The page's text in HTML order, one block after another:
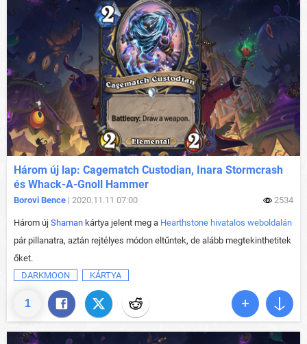
1
Három új lap: Cagematch Custodian, Inara Stormcrash
és Whack-A-Gnoll Hammer
Borovi Bence | 2020.11.11 07:00 2534
Három új Shaman kártya jelent meg a Hearthstone hivatalos weboldalán
pár pillanatra, aztán rejtélyes módon eltűntek, de alább megtekinthetitek
őket.
DARKMOON
KÁRTYA